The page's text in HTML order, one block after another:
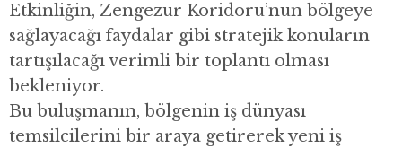
Etkinliğin, Zengezur Koridoru’nun bölgeye
sağlayacağı faydalar gibi stratejik konuların
tartışılacağı verimli bir toplantı olması
bekleniyor.
Bu buluşmanın, bölgenin iş dünyası
temsilcilerini bir araya getirerek yeni iş